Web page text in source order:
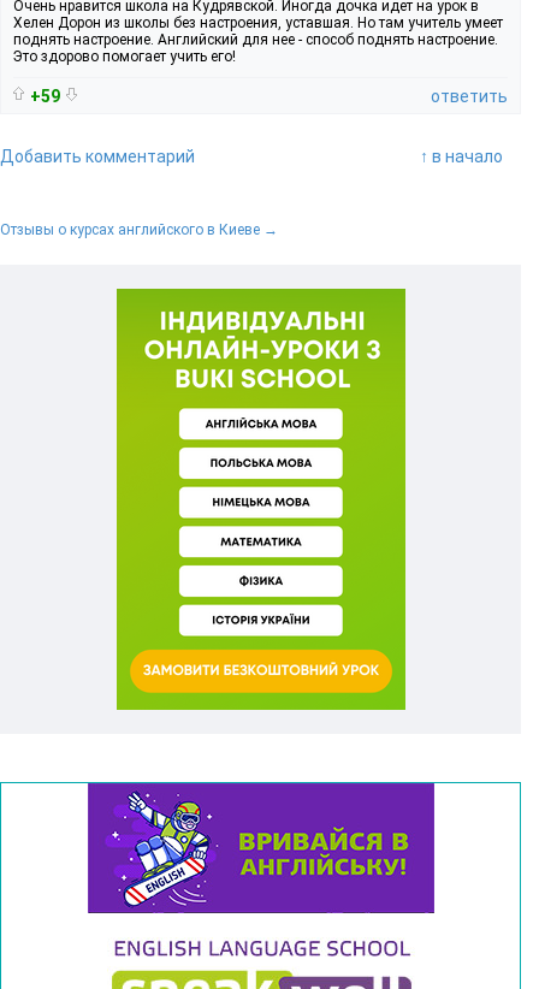
Очень нравится школа на Кудрявской. Иногда дочка идет на урок в
Хелен Дорон из школы без настроения, уставшая. Но там учитель умеет
поднять настроение. Английский для нее - способ поднять настроение.
Это здорово помогает учить его!
+59 ответить
Добавить комментарий ↑ в начало
Отзывы о курсах английского в Киеве →